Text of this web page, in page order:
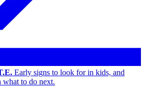
Early signs to look for in kids, and
what to do next.